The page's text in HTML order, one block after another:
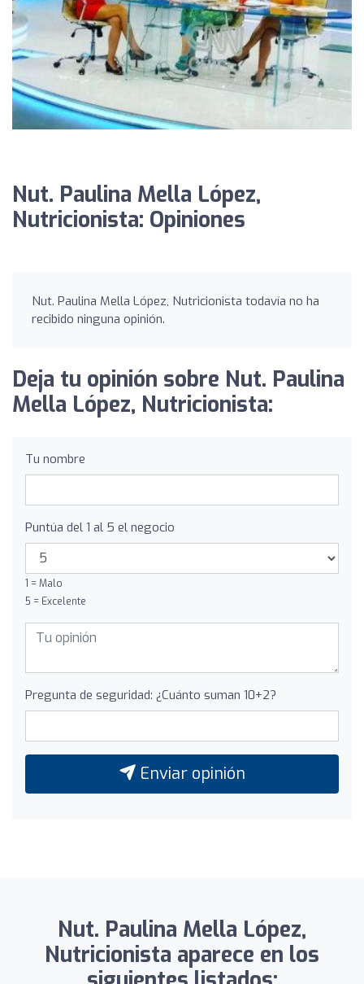
Nut. Paulina Mella López,
Nutricionista: Opiniones
Nut. Paulina Mella López, Nutricionista todavía no ha
recibido ninguna opinión.
Deja tu opinión sobre Nut. Paulina
Mella López, Nutricionista:
Tu nombre
Puntúa del 1 al 5 el negocio
1 = Malo
5 = Excelente
Pregunta de seguridad: ¿Cuánto suman 10+2?
Enviar opinión
Nut. Paulina Mella López,
Nutricionista aparece en los